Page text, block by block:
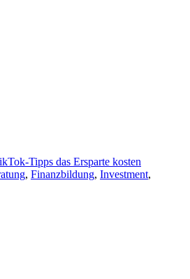
Tipps das Ersparte kosten
, Finanzbildung, Investment,